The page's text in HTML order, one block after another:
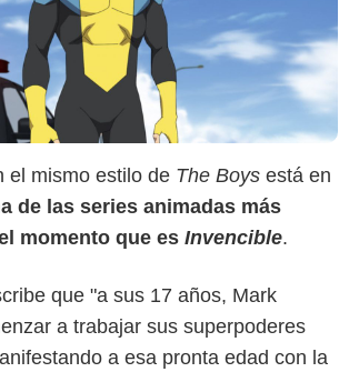
el mismo estilo de The Boys está en
de las series animadas más
momento que es Invencible.
que "a sus 17 años, Mark
a trabajar sus superpoderes
a esa pronta edad con la